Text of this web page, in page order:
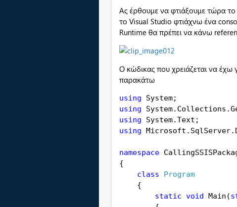
Ας έρθουμε να φτιάξουμε τώρα
το Visual Studio φτιάχνω ένα
Runtime θα πρέπει να κάνω
Ο κώδικας που χρειάζεται να
παρακάτω
using
using
using
using
namespace
{
class Program
{
static void Main(